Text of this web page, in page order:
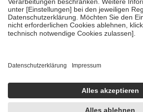
GKV getragen werden
• empfohlenen Schutzimpfungen
• Harn- und Blutteststreifen
getroffen, um sicherzustellen, dass es sich
https://help.etrusted.com/hc/de/articles/
Einige Bilder und Inhalte wurden unter